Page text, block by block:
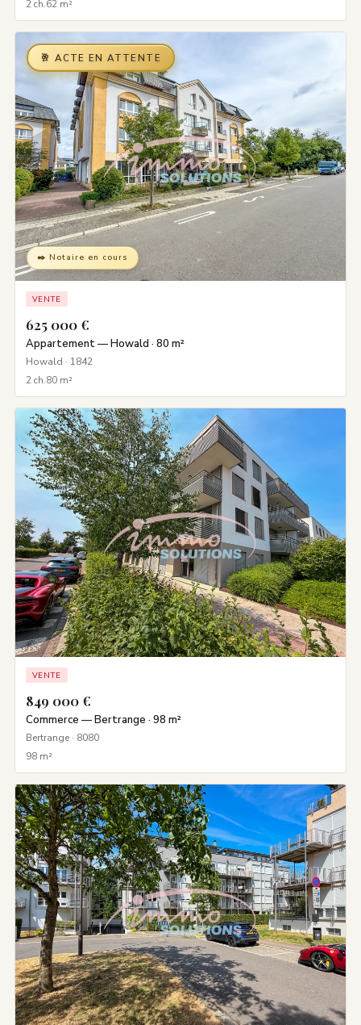
2 ch.62 m²
🥂 ACTE EN ATTENTE
✒️ Notaire en cours
VENTE
625 000 €
Appartement — Howald · 80 m²
Howald · 1842
2 ch.80 m²
VENTE
849 000 €
Commerce — Bertrange · 98 m²
Bertrange · 8080
98 m²